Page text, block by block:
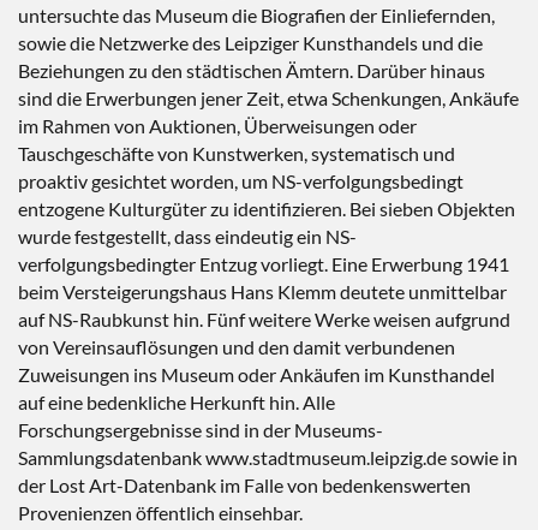
untersuchte das Museum die Biografien der Einliefernden,
sowie die Netzwerke des Leipziger Kunsthandels und die
Beziehungen zu den städtischen Ämtern. Darüber hinaus
sind die Erwerbungen jener Zeit, etwa Schenkungen, Ankäufe
im Rahmen von Auktionen, Überweisungen oder
Tauschgeschäfte von Kunstwerken, systematisch und
proaktiv gesichtet worden, um NS-verfolgungsbedingt
entzogene Kulturgüter zu identifizieren. Bei sieben Objekten
wurde festgestellt, dass eindeutig ein NS-
verfolgungsbedingter Entzug vorliegt. Eine Erwerbung 1941
beim Versteigerungshaus Hans Klemm deutete unmittelbar
auf NS-Raubkunst hin. Fünf weitere Werke weisen aufgrund
von Vereinsauflösungen und den damit verbundenen
Zuweisungen ins Museum oder Ankäufen im Kunsthandel
auf eine bedenkliche Herkunft hin. Alle
Forschungsergebnisse sind in der Museums-
Sammlungsdatenbank www.stadtmuseum.leipzig.de sowie in
der Lost Art-Datenbank im Falle von bedenkenswerten
Provenienzen öffentlich einsehbar.